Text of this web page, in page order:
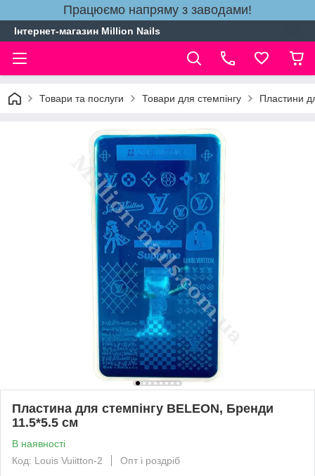
Працюємо напряму з заводами!
Інтернет-магазин Million Nails
Товари та послуги Товари для стемпінгу Пластини
Пластина для стемпінгу BELEON, Бренди
11.5*5.5 см
В наявності
Код: Louis Vuiitton-2
Опт і роздріб